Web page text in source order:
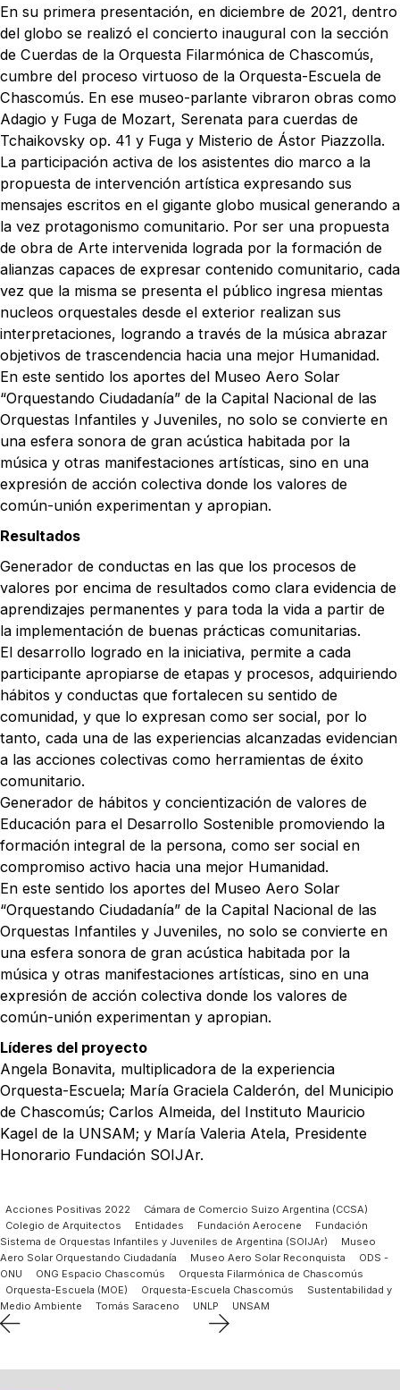
En su primera presentación, en diciembre de 2021, dentro
del globo se realizó el concierto inaugural con la sección
de Cuerdas de la Orquesta Filarmónica de Chascomús,
cumbre del proceso virtuoso de la Orquesta-Escuela de
Chascomús. En ese museo-parlante vibraron obras como
Adagio y Fuga de Mozart, Serenata para cuerdas de
Tchaikovsky op. 41 y Fuga y Misterio de Ástor Piazzolla.
La participación activa de los asistentes dio marco a la
propuesta de intervención artística expresando sus
mensajes escritos en el gigante globo musical generando a
la vez protagonismo comunitario. Por ser una propuesta
de obra de Arte intervenida lograda por la formación de
alianzas capaces de expresar contenido comunitario, cada
vez que la misma se presenta el público ingresa mientas
nucleos orquestales desde el exterior realizan sus
interpretaciones, logrando a través de la música abrazar
objetivos de trascendencia hacia una mejor Humanidad.
En este sentido los aportes del Museo Aero Solar
“Orquestando Ciudadanía” de la Capital Nacional de las
Orquestas Infantiles y Juveniles, no solo se convierte en
una esfera sonora de gran acústica habitada por la
música y otras manifestaciones artísticas, sino en una
expresión de acción colectiva donde los valores de
común-unión experimentan y apropian.
Resultados
Generador de conductas en las que los procesos de
valores por encima de resultados como clara evidencia de
aprendizajes permanentes y para toda la vida a partir de
la implementación de buenas prácticas comunitarias.
El desarrollo logrado en la iniciativa, permite a cada
participante apropiarse de etapas y procesos, adquiriendo
hábitos y conductas que fortalecen su sentido de
comunidad, y que lo expresan como ser social, por lo
tanto, cada una de las experiencias alcanzadas evidencian
a las acciones colectivas como herramientas de éxito
comunitario.
Generador de hábitos y concientización de valores de
Educación para el Desarrollo Sostenible promoviendo la
formación integral de la persona, como ser social en
compromiso activo hacia una mejor Humanidad.
En este sentido los aportes del Museo Aero Solar
“Orquestando Ciudadanía” de la Capital Nacional de las
Orquestas Infantiles y Juveniles, no solo se convierte en
una esfera sonora de gran acústica habitada por la
música y otras manifestaciones artísticas, sino en una
expresión de acción colectiva donde los valores de
común-unión experimentan y apropian.
Líderes del proyecto
Angela Bonavita, multiplicadora de la experiencia
Orquesta-Escuela; María Graciela Calderón, del Municipio
de Chascomús; Carlos Almeida, del Instituto Mauricio
Kagel de la UNSAM; y María Valeria Atela, Presidente
Honorario Fundación SOIJAr.
Acciones Positivas 2022
Cámara de Comercio Suizo Argentina (CCSA)
Colegio de Arquitectos
Entidades Fundación Aerocene
Fundación
Sistema de Orquestas Infantiles y Juveniles de Argentina (SOIJAr)
Museo
Aero Solar Orquestando Ciudadanía
Museo Aero Solar Reconquista
ODS -
ONU
ONG Espacio Chascomús
Orquesta Filarmónica de Chascomús
Orquesta-Escuela (MOE)
Orquesta-Escuela Chascomús
Sustentabilidad y
Medio Ambiente
Tomás Saraceno UNLP UNSAM